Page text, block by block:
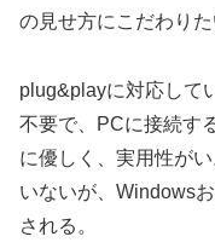
の見せ方にこだわり
plug&playに対応して
不要で、PCに接続す
に優しく、実用性が
いないが、Windows
される。